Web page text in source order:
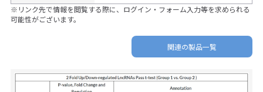
※リンク先で情報を閲覧する際に、ログイン・フォーム入力等を求められる
可能性がございます。
関連の製品一覧